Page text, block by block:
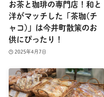
お茶と珈琲の専門店！和と
洋がマッチした「茶珈(チ
ャコ)」は今井町散策のお
供にぴったり！
2025年4月7日